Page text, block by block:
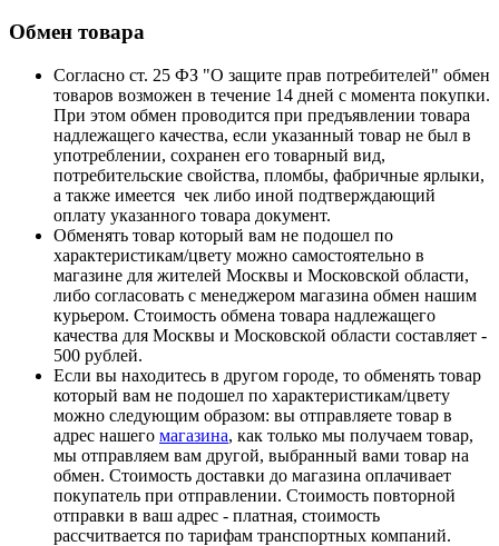
Обмен товара
Согласно ст. 25 ФЗ "О защите прав потребителей" обмен
товаров возможен в течение 14 дней с момента покупки.
При этом обмен проводится при предъявлении товара
надлежащего качества, если указанный товар не был в
употреблении, сохранен его товарный вид,
потребительские свойства, пломбы, фабричные ярлыки,
а также имеется чек либо иной подтверждающий
оплату указанного товара документ.
Обменять товар который вам не подошел по
характеристикам/цвету можно самостоятельно в
магазине для жителей Москвы и Московской области,
либо согласовать с менеджером магазина обмен нашим
курьером. Стоимость обмена товара надлежащего
качества для Москвы и Московской области составляет -
500 рублей.
Если вы находитесь в другом городе, то обменять товар
который вам не подошел по характеристикам/цвету
можно следующим образом: вы отправляете товар в
адрес нашего магазина, как только мы получаем товар,
мы отправляем вам другой, выбранный вами товар на
обмен. Стоимость доставки до магазина оплачивает
покупатель при отправлении. Стоимость повторной
отправки в ваш адрес - платная, стоимость
рассчитвается по тарифам транспортных компаний.